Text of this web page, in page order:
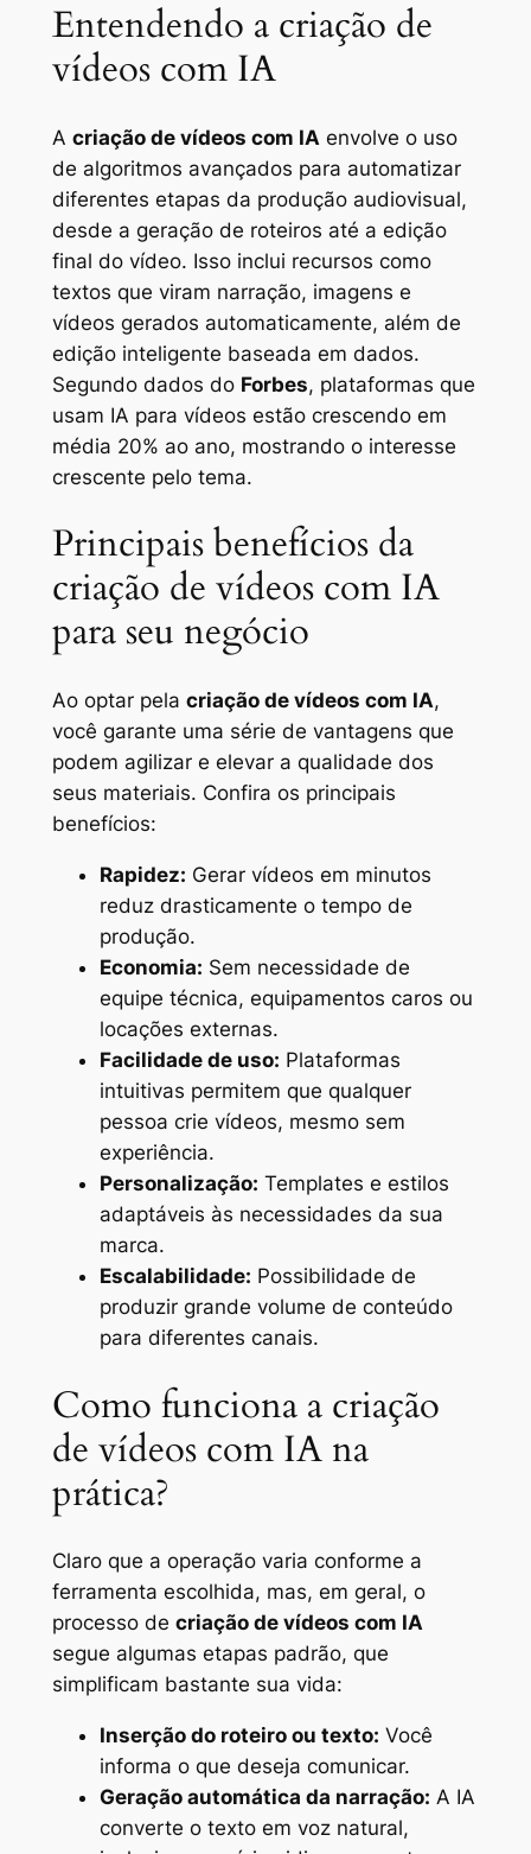
Entendendo a criação de
vídeos com IA
A criação de vídeos com IA envolve o uso
de algoritmos avançados para automatizar
diferentes etapas da produção audiovisual,
desde a geração de roteiros até a edição
final do vídeo. Isso inclui recursos como
textos que viram narração, imagens e
vídeos gerados automaticamente, além de
edição inteligente baseada em dados.
Segundo dados do Forbes, plataformas que
usam IA para vídeos estão crescendo em
média 20% ao ano, mostrando o interesse
crescente pelo tema.
Principais benefícios da
criação de vídeos com IA
para seu negócio
Ao optar pela criação de vídeos com IA,
você garante uma série de vantagens que
podem agilizar e elevar a qualidade dos
seus materiais. Confira os principais
benefícios:
Rapidez: Gerar vídeos em minutos
reduz drasticamente o tempo de
produção.
Economia: Sem necessidade de
equipe técnica, equipamentos caros ou
locações externas.
Facilidade de uso: Plataformas
intuitivas permitem que qualquer
pessoa crie vídeos, mesmo sem
experiência.
Personalização: Templates e estilos
adaptáveis às necessidades da sua
marca.
Escalabilidade: Possibilidade de
produzir grande volume de conteúdo
para diferentes canais.
Como funciona a criação
de vídeos com IA na
prática?
Claro que a operação varia conforme a
ferramenta escolhida, mas, em geral, o
processo de criação de vídeos com IA
segue algumas etapas padrão, que
simplificam bastante sua vida:
Inserção do roteiro ou texto: Você
informa o que deseja comunicar.
Geração automática da narração: A IA
converte o texto em voz natural,